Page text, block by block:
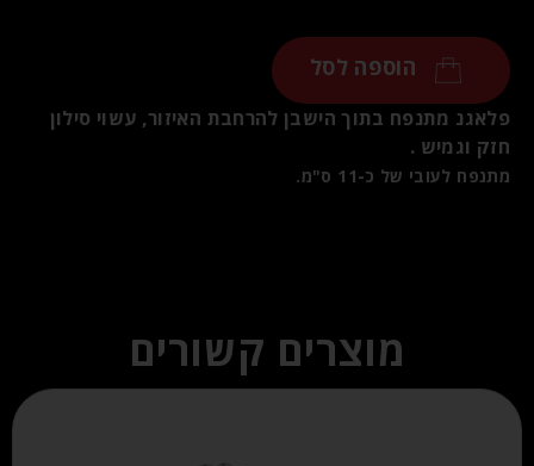
הוספה לסל
פלאגנ מתנפח בתוך הישבן להרחבת האיזור, עשוי סילון
חזק וגמיש .
מתנפח לעובי של כ-11 ס"מ.
מוצרים קשורים